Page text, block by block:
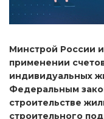
Минстрой России
применении
индивидуальных
Федеральным
строительстве
строительного